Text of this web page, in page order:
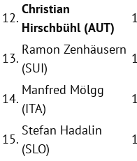
12.
Christian
Hirschbühl (AUT)
13.
Ramon Zenhäusern
(SUI)
14.
Manfred Mölgg
(ITA)
15.
Stefan Hadalin
(SLO)